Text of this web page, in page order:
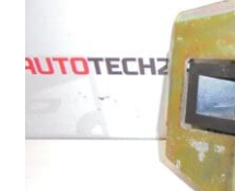
Maailmanlaajuinen toimitus
Maksut
Meistä